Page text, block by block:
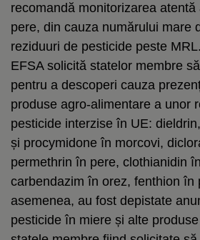
recomandă monitorizarea
pere, din cauza numărului mare
reziduuri de pesticide peste
EFSA solicită statelor membre
pentru a descoperi cauza
produse agro-alimentare a unor
pesticide interzise în UE:
și procymidone în morcovi,
permethrin în pere, clothianidin
carbendazim în orez, fenthion în
asemenea, au fost depistate
pesticide în miere și alte